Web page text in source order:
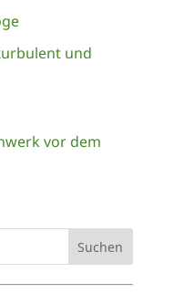
und
vor dem